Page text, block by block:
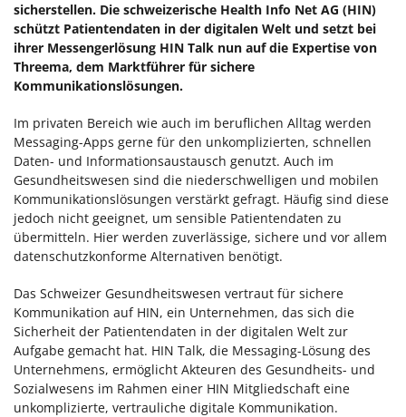
sicherstellen. Die schweizerische Health Info Net AG (HIN)
schützt Patientendaten in der digitalen Welt und setzt bei
ihrer Messengerlösung HIN Talk nun auf die Expertise von
Threema, dem Marktführer für sichere
Kommunikationslösungen.
Im privaten Bereich wie auch im beruflichen Alltag werden
Messaging-Apps gerne für den unkomplizierten, schnellen
Daten- und Informationsaustausch genutzt. Auch im
Gesundheitswesen sind die niederschwelligen und mobilen
Kommunikationslösungen verstärkt gefragt. Häufig sind diese
jedoch nicht geeignet, um sensible Patientendaten zu
übermitteln. Hier werden zuverlässige, sichere und vor allem
datenschutzkonforme Alternativen benötigt.
Das Schweizer Gesundheitswesen vertraut für sichere
Kommunikation auf HIN, ein Unternehmen, das sich die
Sicherheit der Patientendaten in der digitalen Welt zur
Aufgabe gemacht hat. HIN Talk, die Messaging-Lösung des
Unternehmens, ermöglicht Akteuren des Gesundheits- und
Sozialwesens im Rahmen einer HIN Mitgliedschaft eine
unkomplizierte, vertrauliche digitale Kommunikation.